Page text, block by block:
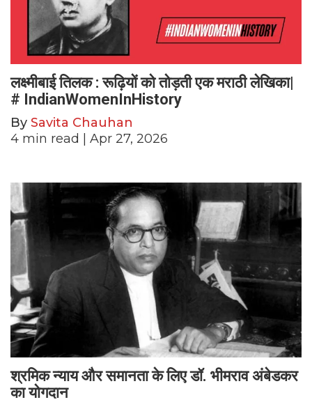
लक्ष्मीबाई तिलक : रूढ़ियों को तोड़ती एक मराठी लेखिका|
# IndianWomenInHistory
By Savita Chauhan
4 min read | Apr 27, 2026
श्रमिक न्याय और समानता के लिए डॉ. भीमराव अंबेडकर
का योगदान